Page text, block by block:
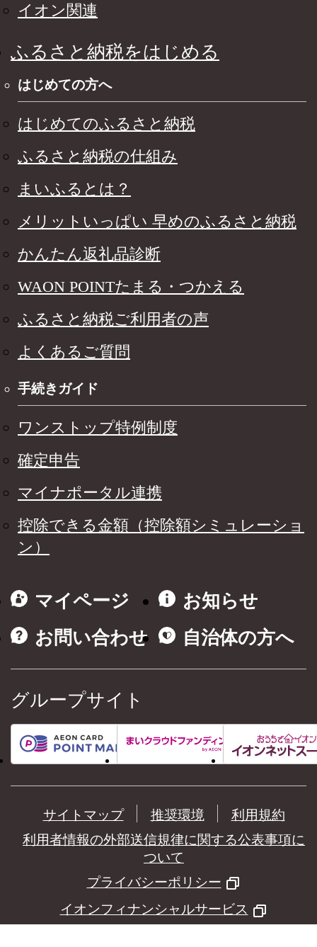
イオン関連
ふるさと納税をはじめる
はじめての方へ
はじめてのふるさと納税
ふるさと納税の仕組み
まいふるとは？
メリットいっぱい 早めのふるさと納税
かんたん返礼品診断
WAON POINTたまる・つかえる
ふるさと納税ご利用者の声
よくあるご質問
手続きガイド
ワンストップ特例制度
確定申告
マイナポータル連携
控除できる金額（控除額シミュレーショ
ン）
マイページ
お知らせ
お問い合わせ
自治体の方へ
グループサイト
サイトマップ 推奨環境
利用規約
利用者情報の外部送信規律に関する公表事項に
ついて
プライバシーポリシー
イオンフィナンシャルサービス